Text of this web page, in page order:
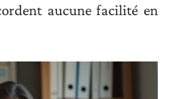
aucune facilité en